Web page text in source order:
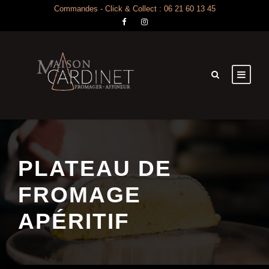
Commandes - Click & Collect : 06 21 60 13 45
PLATEAU DE
FROMAGE
APÉRITIF